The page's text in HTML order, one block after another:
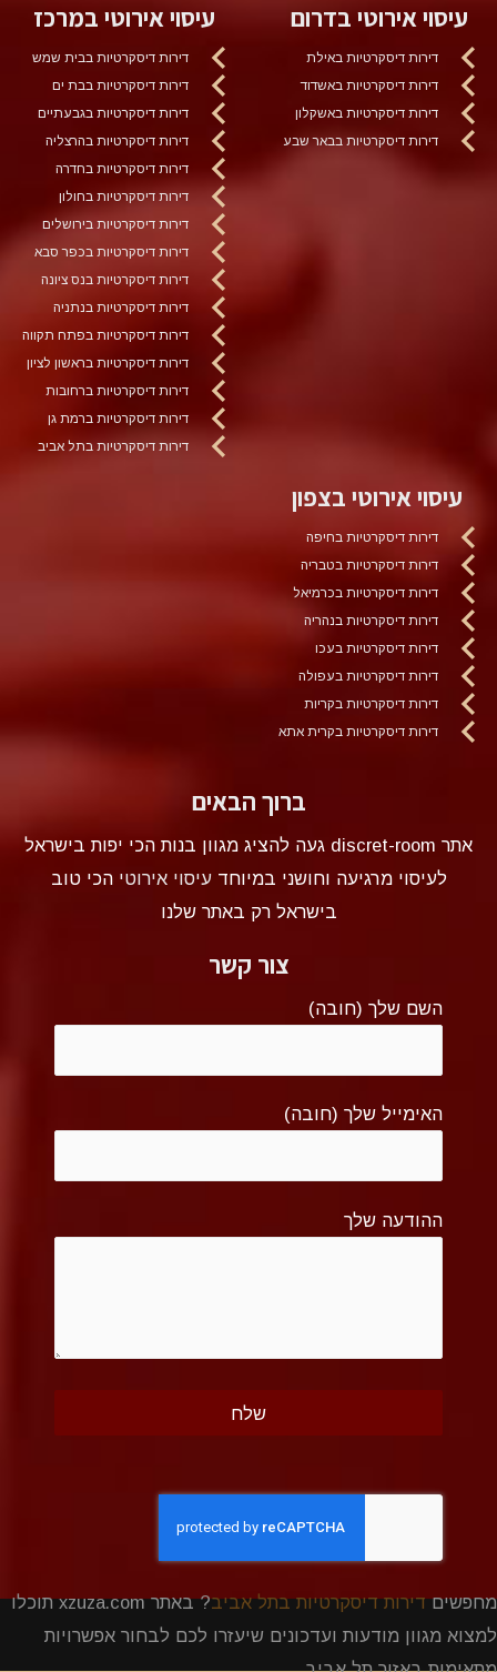
עיסוי אירוטי בדרום
דירות דיסקרטיות באילת
דירות דיסקרטיות באשדוד
דירות דיסקרטיות באשקלון
דירות דיסקרטיות בבאר שבע
עיסוי אירוטי במרכז
דירות דיסקרטיות בבית שמש
דירות דיסקרטיות בבת ים
דירות דיסקרטיות בגבעתיים
דירות דיסקרטיות בהרצליה
דירות דיסקרטיות בחדרה
דירות דיסקרטיות בחולון
דירות דיסקרטיות בירושלים
דירות דיסקרטיות בכפר סבא
דירות דיסקרטיות בנס ציונה
דירות דיסקרטיות בנתניה
דירות דיסקרטיות בפתח תקווה
דירות דיסקרטיות בראשון לציון
דירות דיסקרטיות ברחובות
דירות דיסקרטיות ברמת גן
דירות דיסקרטיות בתל אביב
עיסוי אירוטי בצפון
דירות דיסקרטיות בחיפה
דירות דיסקרטיות בטבריה
דירות דיסקרטיות בכרמיאל
דירות דיסקרטיות בנהריה
דירות דיסקרטיות בעכו
דירות דיסקרטיות בעפולה
דירות דיסקרטיות בקריות
דירות דיסקרטיות בקרית אתא
ברוך הבאים
אתר discret-room געה להציג מגוון בנות הכי יפות בישראל
לעיסוי מרגיעה וחושני במיוחדעיסוי אירוטי הכי טוב
בישראל רק באתר שלנו
צור קשר
השם שלך (חובה)
האימייל שלך (חובה)
ההודעה שלך
מחפשיםדירות דיסקרטיות בתל אביב
? באתר xzuza.com תוכלו
למצוא מגוון מודעות ועדכונים שיעזרו לכם לבחור אפשרויות